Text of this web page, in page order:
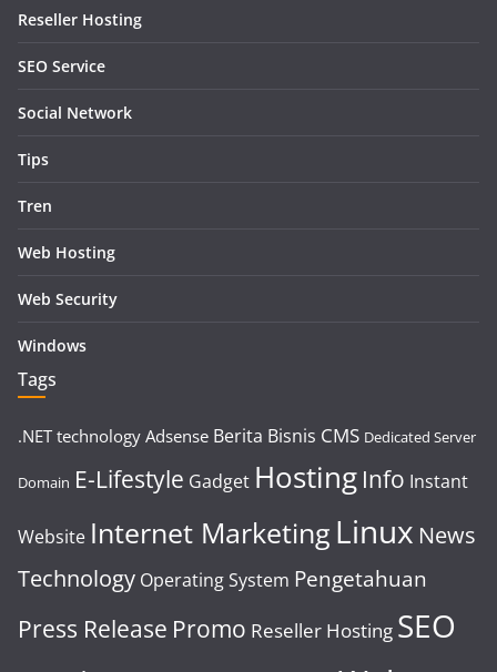
Reseller Hosting
SEO Service
Social Network
Tips
Tren
Web Hosting
Web Security
Windows
Tags
.NET technology Adsense Berita Bisnis CMS Dedicated Server
Domain E-Lifestyle Gadget Hosting Info Instant
Website Internet Marketing Linux News
Technology Operating System Pengetahuan
Press Release Promo Reseller Hosting SEO